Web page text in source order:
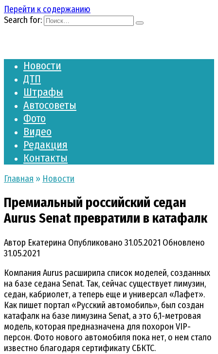
Перейти к содержанию
Search for:
Новости
ДТП
Штрафы
Автосоветы
Фото
Видео
Редакция
Контакты
Главная » Новости
Премиальный российский седан
Aurus Senat превратили в катафалк
Автор Екатерина Опубликовано 31.05.2021 Обновлено
31.05.2021
Компания Aurus расширила список моделей, созданных
на базе седана Senat. Так, сейчас существует лимузин,
седан, кабриолет, а теперь еще и универсал «Лафет».
Как пишет портал «Русский автомобиль», был создан
катафалк на базе лимузина Senat, а это 6,1-метровая
модель, которая предназначена для похорон VIP-
персон. Фото нового автомобиля пока нет, о нем стало
известно благодаря сертификату СБКТС.